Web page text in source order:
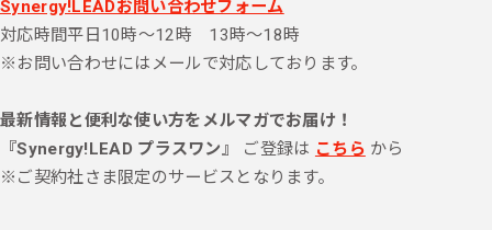
Synergy!LEADお問い合わせフォーム
対応時間平日10時～12時 13時～18時
※お問い合わせにはメールで対応しております。
最新情報と便利な使い方をメルマガでお届け！
『Synergy!LEAD プラスワン』
ご登録は こちら から
※ご契約社さま限定のサービスとなります。